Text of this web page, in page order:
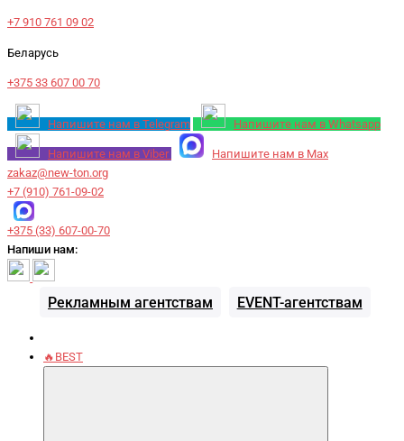
+7 910 761 09 02
Беларусь
+375 33 607 00 70
Напишите нам в Telegram Напишите нам в Whatsapp
Напишите нам в Viber
Напишите нам в Max
zakaz@new-ton.org
+7 (910) 761-09-02
+375 (33) 607-00-70
Напиши нам:
Рекламным агентствам EVENT-агентствам
🔥BEST